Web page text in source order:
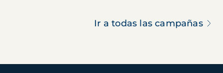
Ir a todas las campañas